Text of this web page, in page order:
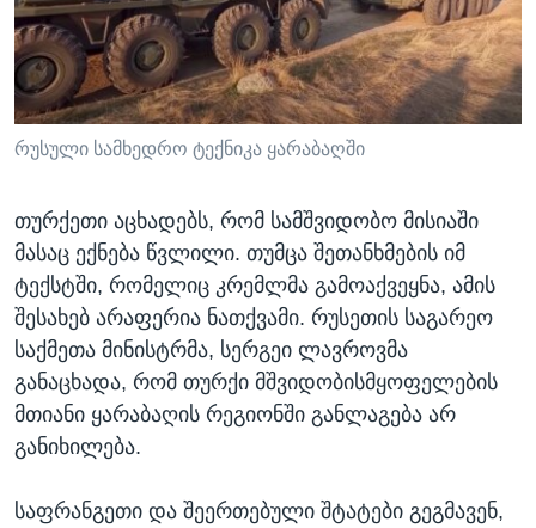
რუსული სამხედრო ტექნიკა ყარაბაღში
თურქეთი აცხადებს, რომ სამშვიდობო მისიაში
მასაც ექნება წვლილი. თუმცა შეთანხმების იმ
ტექსტში, რომელიც კრემლმა გამოაქვეყნა, ამის
შესახებ არაფერია ნათქვამი. რუსეთის საგარეო
საქმეთა მინისტრმა, სერგეი ლავროვმა
განაცხადა, რომ თურქი მშვიდობისმყოფელების
მთიანი ყარაბაღის რეგიონში განლაგება არ
განიხილება.
საფრანგეთი და შეერთებული შტატები გეგმავენ,